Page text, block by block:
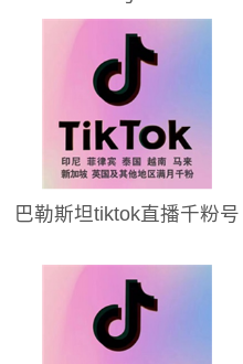
巴勒斯坦tiktok直播千粉号